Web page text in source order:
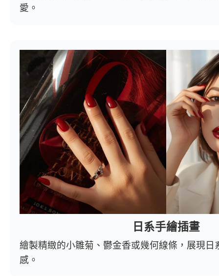
愛。
日系手繪插畫
繪製精緻的小雛菊、鬱金香或幾何線條，展現日
感。